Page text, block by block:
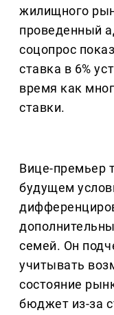
жилищного
проведенный
соцопрос
ставка в 6%
время как
ставки.
Вице-премьер
будущем
семей. Он
учитывать
состояние
бюджет из-за